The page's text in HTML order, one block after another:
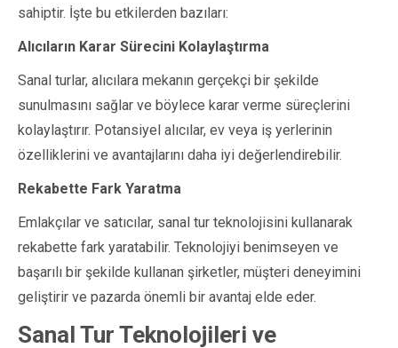
sahiptir. İşte bu etkilerden bazıları:
Alıcıların Karar Sürecini Kolaylaştırma
Sanal turlar, alıcılara mekanın gerçekçi bir şekilde
sunulmasını sağlar ve böylece karar verme süreçlerini
kolaylaştırır. Potansiyel alıcılar, ev veya iş yerlerinin
özelliklerini ve avantajlarını daha iyi değerlendirebilir.
Rekabette Fark Yaratma
Emlakçılar ve satıcılar, sanal tur teknolojisini kullanarak
rekabette fark yaratabilir. Teknolojiyi benimseyen ve
başarılı bir şekilde kullanan şirketler, müşteri deneyimini
geliştirir ve pazarda önemli bir avantaj elde eder.
Sanal Tur Teknolojileri ve